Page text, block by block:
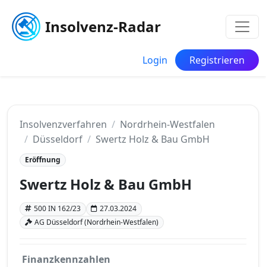
Insolvenz-Radar
Login Registrieren
Insolvenzverfahren
Nordrhein-Westfalen
Düsseldorf
Swertz Holz & Bau GmbH
Eröffnung
Swertz Holz & Bau GmbH
500 IN 162/23
27.03.2024
AG Düsseldorf (Nordrhein-Westfalen)
Finanzkennzahlen